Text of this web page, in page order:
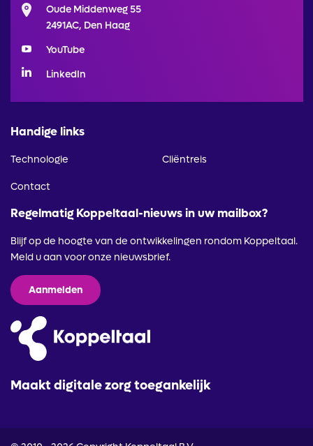
Oude Middenweg 55
2491AC, Den Haag
YouTube
LinkedIn
Maakt digitale zorg toegankelijk
Handige links
Technologie Cliëntreis
Contact
Regelmatig Koppeltaal-nieuws in uw mailbox?
Blijf op de hoogte van de ontwikkelingen rondom Koppeltaal.
Meld u aan voor onze nieuwsbrief.
Aanmelden